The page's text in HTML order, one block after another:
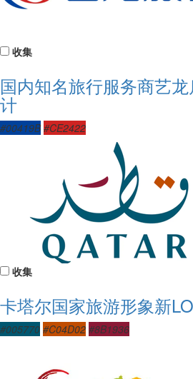
收集
国内知名旅行服务商艺
计
#00419B #CE2422
收集
卡塔尔国家旅游形象新
#005770 #C04D02 #8B1936